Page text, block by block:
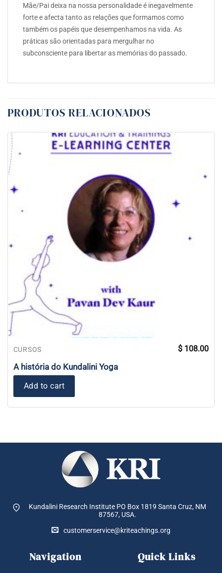
Mãe/Pai deixa na nossa personalidade é inegavelmente
forte e afecta tanto as relações que formamos como
também os papéis que desempenhamos na vida. As
práticas são orientadas para mergulhar no
subconsciente para libertar as memórias do passado.
PRODUTOS RELACIONADOS
CURSOS
A história do Kundalini Yoga
$ 108.00
Add to cart
Kundalini Research Institute PO Box 1819 Santa Cruz, NM
87567, USA.
customerservice@kriteachings.org
Navigation Quick Links